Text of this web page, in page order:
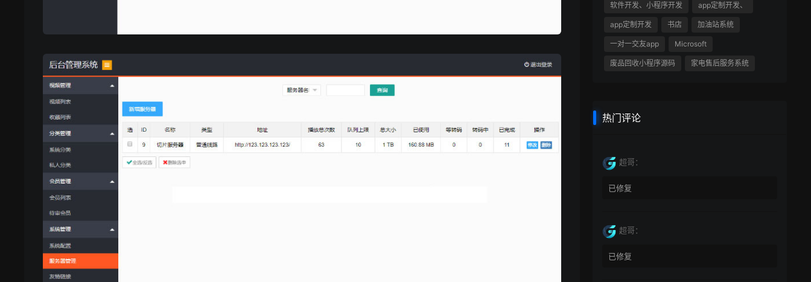
软件开发、小程序开发 app定制开发、
app定制开发 书店 加油站系统
一对一交友app Microsoft
废品回收小程序源码 家电售后服务系统
热门评论
超哥：
已修复
超哥：
已修复